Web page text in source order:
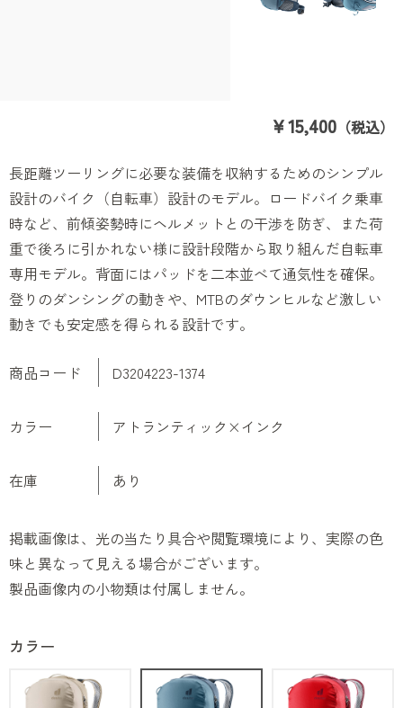
￥15,400 （税込）
商品コード D3204223-1374
カラー アトランティック×インク
在庫 あり
カラー
長距離ツーリングに必要な装備を収納するためのシンプル
設計のバイク（自転車）設計のモデル。ロードバイク乗車
時など、前傾姿勢時にヘルメットとの干渉を防ぎ、また荷
重で後ろに引かれない様に設計段階から取り組んだ自転車
専用モデル。背面にはパッドを二本並べて通気性を確保。
登りのダンシングの動きや、MTBのダウンヒルなど激しい
動きでも安定感を得られる設計です。
掲載画像は、光の当たり具合や閲覧環境により、実際の色
味と異なって見える場合がございます。
製品画像内の小物類は付属しません。